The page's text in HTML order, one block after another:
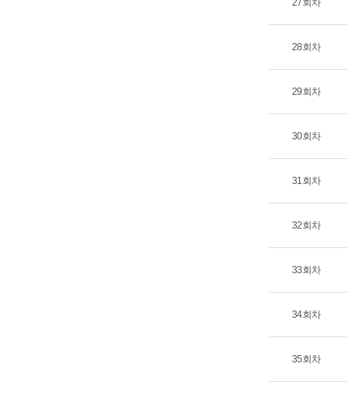
27회차
28회차
29회차
30회차
31회차
32회차
33회차
34회차
35회차